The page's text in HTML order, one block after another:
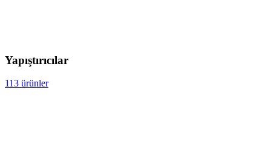
Yapıştırıcılar
113 ürünler